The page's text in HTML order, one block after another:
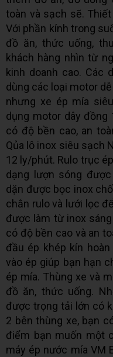
toàn và sạch sẽ.
Với phần kính trong
đồ ăn, thức uống,
khách hàng nhìn từ
kinh doanh cao. Các
dùng các loại motor
nhưng xe ép mía
dụng motor dây đồng
có độ bền cao, an
Qủa lô inox siêu sạch
12 ly/phút. Rulo trục
dạng lượn sóng
dặn được bọc inox
chắn rulo và lưới lọc
được làm từ inox
có độ bền cao và an
đầu ép khép kín
vào ép giúp bạn hạn
ép mía. Thùng xe và
đồ ăn, thức uống.
được trọng tải lớn có
2 bên thùng xe, bạn
điểm bạn muốn một
máy ép nước mía VM